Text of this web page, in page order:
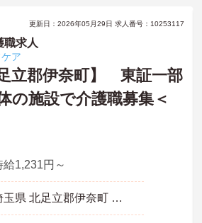
更新日：2026年05月29日 求人番号：10253117
職求人
ア
足立郡伊奈町】 東証一部
の施設で介護職募集＜
給1,231円～
埼玉県 北足立郡伊奈町 小室1024-1